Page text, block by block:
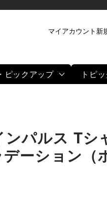
ピックアップ トピ
マイアカウント 新
ンパルス Tシ
ーション（